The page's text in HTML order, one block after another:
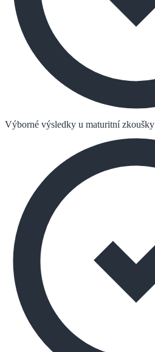
Výborné výsledky u maturitní zkoušky